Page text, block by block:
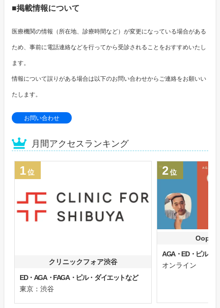
■掲載情報について
医療機関の情報（所在地、診療時間など）が変更になっている場合がある
ため、事前に電話連絡などを行ってから受診されることをおすすめいたし
ます。
情報について誤りがある場合は以下のお問い合わせからご連絡をお願いい
たします。
お問い合わせ
月間アクセスランキング
1位
クリニックフォア渋谷
ED・AGA・FAGA・ピル・ダイエットなど
東京：渋谷
2位
Oops
AGA・ED・ピル
オンライン